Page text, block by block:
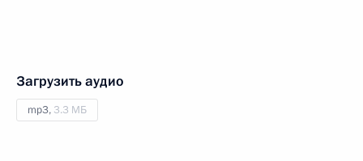
Загрузить аудио
mp3, 3.3 МБ